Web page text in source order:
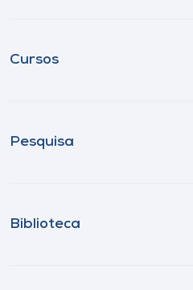
Cursos
Pesquisa
Biblioteca